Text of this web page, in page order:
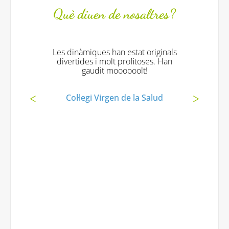
Què diuen de nosaltres?
Les dinàmiques han estat originals
divertides i molt profitoses. Han
gaudit moooooolt!
Col·legi Virgen de la Salud